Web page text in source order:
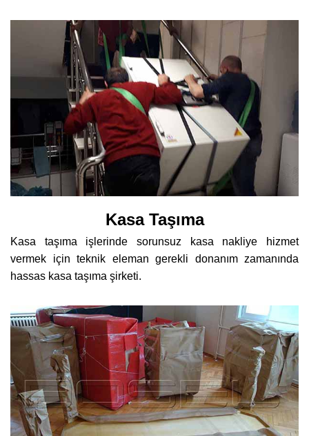
Kasa Taşıma
Kasa taşıma işlerinde sorunsuz kasa nakliye hizmet
vermek için teknik eleman gerekli donanım zamanında
hassas kasa taşıma şirketi.